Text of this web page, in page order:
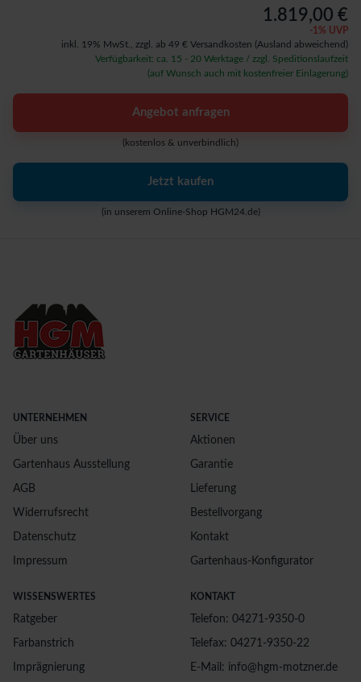
1.819,00 €
-1 % UVP
inkl. 19% MwSt., zzgl. ab 49 € Versandkosten (Ausland abweichend)
Verfügbarkeit: ca. 15 - 20 Werktage / zzgl. Speditionslaufzeit
(auf Wunsch auch mit kostenfreier Einlagerung)
Angebot anfragen
(kostenlos & unverbindlich)
Jetzt kaufen
(in unserem Online-Shop HGM24.de)
UNTERNEHMEN
Über uns
Gartenhaus Ausstellung
AGB
Widerrufsrecht
Datenschutz
Impressum
SERVICE
Aktionen
Garantie
Lieferung
Bestellvorgang
Kontakt
Gartenhaus-Konfigurator
WISSENSWERTES
Ratgeber
Farbanstrich
Imprägnierung
KONTAKT
Telefon: 04271-9350-0
Telefax: 04271-9350-22
E-Mail: info@hgm-motzner.de